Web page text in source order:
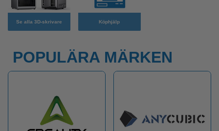
Se alla 3D-skrivare Köphjälp
POPULÄRA MÄRKEN